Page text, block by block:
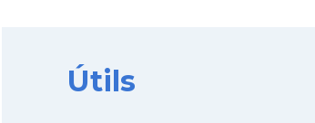
Útils